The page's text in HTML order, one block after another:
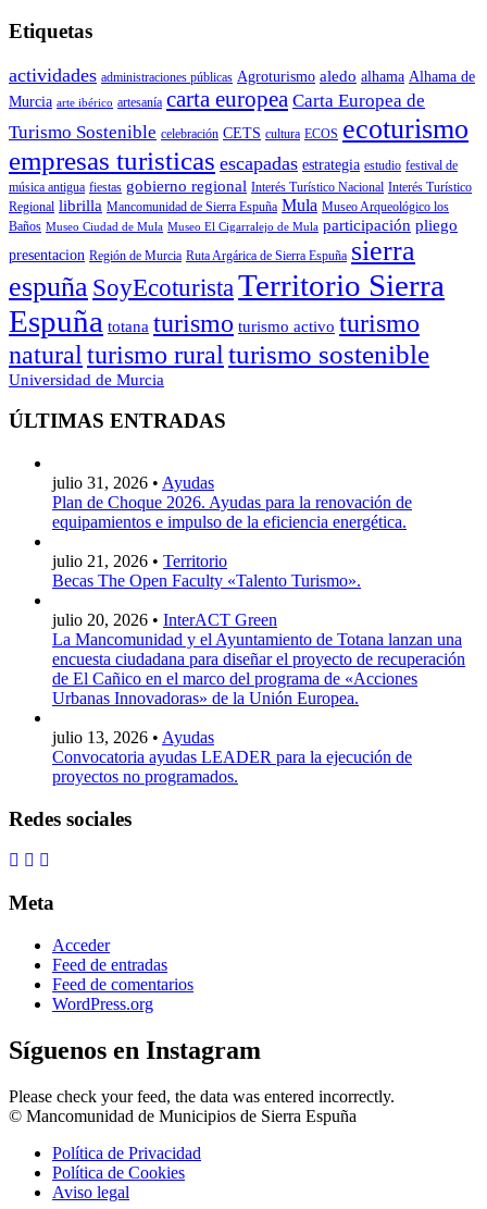
Etiquetas
actividades administraciones públicas Agroturismo aledo alhama Alhama de
Murcia arte ibérico artesanía carta europea Carta Europea de
Turismo Sostenible celebración CETS cultura ECOS ecoturismo
empresas turisticas escapadas estrategia estudio festival de
música antigua fiestas gobierno regional Interés Turístico Nacional Interés Turístico
Regional librilla Mancomunidad de Sierra Espuña Mula Museo Arqueológico los
Baños Museo Ciudad de Mula Museo El Cigarralejo de Mula participación pliego
presentacion Región de Murcia Ruta Argárica de Sierra Espuña sierra
espuña SoyEcoturista Territorio Sierra
Espuña totana turismo turismo activo turismo
natural turismo rural turismo sostenible
Universidad de Murcia
ÚLTIMAS ENTRADAS
julio 31, 2026 • Ayudas
Plan de Choque 2026. Ayudas para la renovación de
equipamientos e impulso de la eficiencia energética.
julio 21, 2026 • Territorio
Becas The Open Faculty «Talento Turismo».
julio 20, 2026 • InterACT Green
La Mancomunidad y el Ayuntamiento de Totana lanzan una
encuesta ciudadana para diseñar el proyecto de recuperación
de El Cañico en el marco del programa de «Acciones
Urbanas Innovadoras» de la Unión Europea.
julio 13, 2026 • Ayudas
Convocatoria ayudas LEADER para la ejecución de
proyectos no programados.
Redes sociales
Meta
Acceder
Feed de entradas
Feed de comentarios
WordPress.org
Síguenos en Instagram
Please check your feed, the data was entered incorrectly.
© Mancomunidad de Municipios de Sierra Espuña
Política de Privacidad
Política de Cookies
Aviso legal